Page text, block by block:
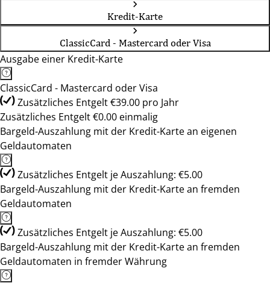
Kredit-Karte
ClassicCard - Mastercard oder Visa
Ausgabe einer Kredit-Karte
ClassicCard - Mastercard oder Visa
Zusätzliches Entgelt €39.00 pro Jahr
Zusätzliches Entgelt €0.00 einmalig
Bargeld-Auszahlung mit der Kredit-Karte an eigenen
Geldautomaten
Zusätzliches Entgelt je Auszahlung: €5.00
Bargeld-Auszahlung mit der Kredit-Karte an fremden
Geldautomaten
Zusätzliches Entgelt je Auszahlung: €5.00
Bargeld-Auszahlung mit der Kredit-Karte an fremden
Geldautomaten in fremder Währung